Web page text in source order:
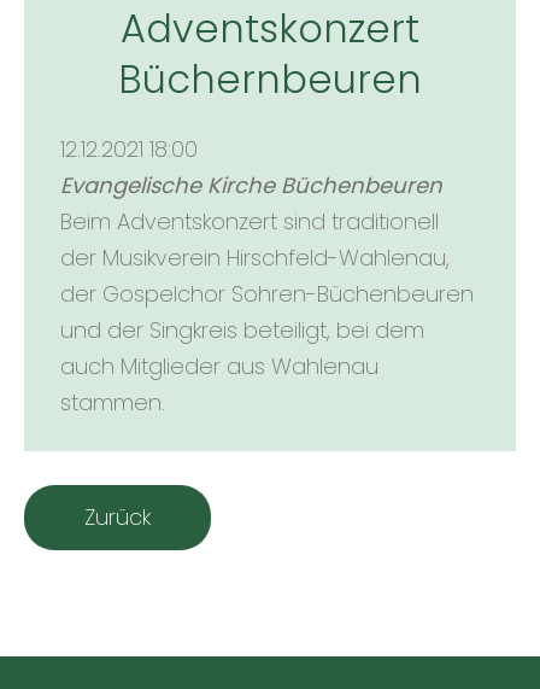
Adventskonzert
Büchernbeuren
12.12.2021 18:00
Evangelische Kirche Büchenbeuren
Beim Adventskonzert sind traditionell
der Musikverein Hirschfeld-Wahlenau,
der Gospelchor Sohren-Büchenbeuren
und der Singkreis beteiligt, bei dem
auch Mitglieder aus Wahlenau
stammen.
Zurück